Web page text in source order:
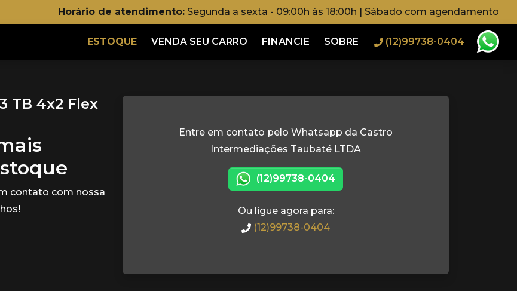
Horário de atendimento: Segunda a sexta - 09:00h às 18:00h | Sábado com agendamento
ESTOQUE VENDA SEU CARRO FINANCIE SOBRE (12)99738-0404
TB 4x2 Flex
contato com nossa
Entre em contato pelo Whatsapp da Castro
Intermediações Taubaté LTDA
(12)99738-0404
Ou ligue agora para:
(12)99738-0404